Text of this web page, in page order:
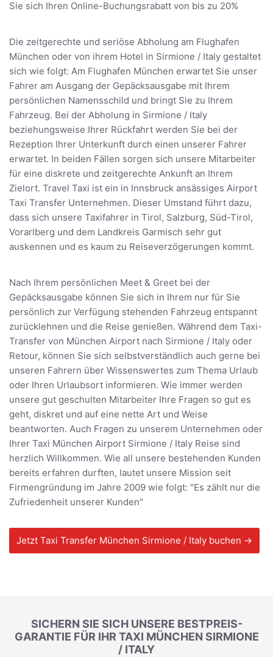
Sie sich Ihren Online-Buchungsrabatt von bis zu 20%
Die zeitgerechte und seriöse Abholung am Flughafen
München oder von ihrem Hotel in Sirmione / Italy gestaltet
sich wie folgt: Am Flughafen München erwartet Sie unser
Fahrer am Ausgang der Gepäcksausgabe mit Ihrem
persönlichen Namensschild und bringt Sie zu Ihrem
Fahrzeug. Bei der Abholung in Sirmione / Italy
beziehungsweise Ihrer Rückfahrt werden Sie bei der
Rezeption Ihrer Unterkunft durch einen unserer Fahrer
erwartet. In beiden Fällen sorgen sich unsere Mitarbeiter
für eine diskrete und zeitgerechte Ankunft an Ihrem
Zielort. Travel Taxi ist ein in Innsbruck ansässiges Airport
Taxi Transfer Unternehmen. Dieser Umstand führt dazu,
dass sich unsere Taxifahrer in Tirol, Salzburg, Süd-Tirol,
Vorarlberg und dem Landkreis Garmisch sehr gut
auskennen und es kaum zu Reiseverzögerungen kommt.
Nach Ihrem persönlichen Meet & Greet bei der
Gepäcksausgabe können Sie sich in Ihrem nur für Sie
persönlich zur Verfügung stehenden Fahrzeug entspannt
zurücklehnen und die Reise genießen. Während dem Taxi-
Transfer von München Airport nach Sirmione / Italy oder
Retour, können Sie sich selbstverständlich auch gerne bei
unseren Fahrern über Wissenswertes zum Thema Urlaub
oder Ihren Urlaubsort informieren. Wie immer werden
unsere gut geschulten Mitarbeiter Ihre Fragen so gut es
geht, diskret und auf eine nette Art und Weise
beantworten. Auch Fragen zu unserem Unternehmen oder
Ihrer Taxi München Airport Sirmione / Italy Reise sind
herzlich Willkommen. Wie all unsere bestehenden Kunden
bereits erfahren durften, lautet unsere Mission seit
Firmengründung im Jahre 2009 wie folgt: "Es zählt nur die
Zufriedenheit unserer Kunden"
Jetzt Taxi Transfer München Sirmione / Italy buchen →
SICHERN SIE SICH UNSERE BESTPREIS-
GARANTIE FÜR IHR TAXI MÜNCHEN SIRMIONE
/ ITALY